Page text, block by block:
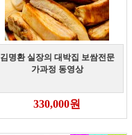
김명환 실장의 대박집 보쌈전문
가과정 동영상
330,000원